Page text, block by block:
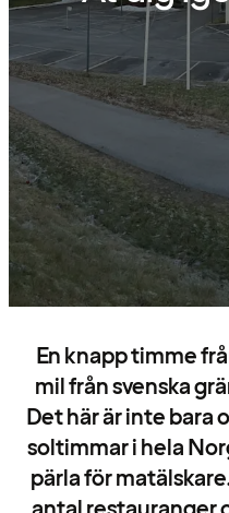
En knapp timme
mil från svenska
Det här är inte bara
soltimmar i hela
pärla för